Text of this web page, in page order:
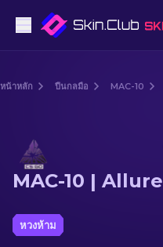
ปืนไรเฟิลซุ่มยิง
มีด
หน้าหลัก ปืนกลมือ MAC-10
MAC-10 | Allure
หวงห้าม